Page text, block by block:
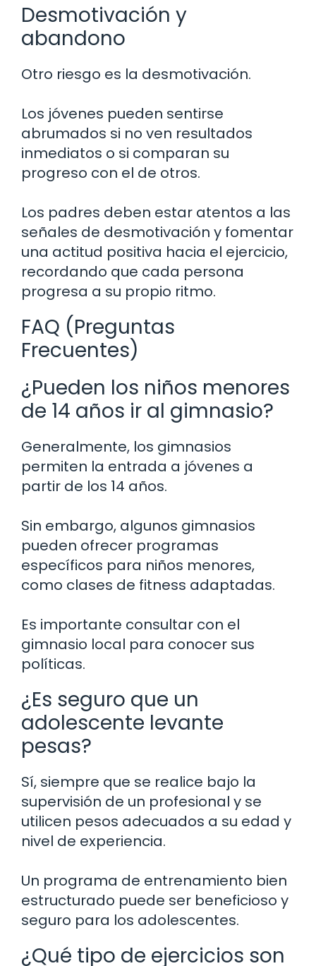
Desmotivación y
abandono
Otro riesgo es la desmotivación.
Los jóvenes pueden sentirse
abrumados si no ven resultados
inmediatos o si comparan su
progreso con el de otros.
Los padres deben estar atentos a las
señales de desmotivación y fomentar
una actitud positiva hacia el ejercicio,
recordando que cada persona
progresa a su propio ritmo.
FAQ (Preguntas
Frecuentes)
¿Pueden los niños menores
de 14 años ir al gimnasio?
Generalmente, los gimnasios
permiten la entrada a jóvenes a
partir de los 14 años.
Sin embargo, algunos gimnasios
pueden ofrecer programas
específicos para niños menores,
como clases de fitness adaptadas.
Es importante consultar con el
gimnasio local para conocer sus
políticas.
¿Es seguro que un
adolescente levante
pesas?
Sí, siempre que se realice bajo la
supervisión de un profesional y se
utilicen pesos adecuados a su edad y
nivel de experiencia.
Un programa de entrenamiento bien
estructurado puede ser beneficioso y
seguro para los adolescentes.
¿Qué tipo de ejercicios son